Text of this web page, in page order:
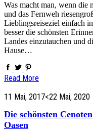
Was macht man, wenn die
und das Fernweh
Lieblingsreiseziel einfach
besser die schönsten
Landes einzutauchen und
Hause…
Read More
11 Mai, 2017<22 Mai, 2020
Die schönsten
Oasen